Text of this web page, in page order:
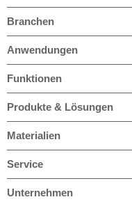
Branchen
Anwendungen
Funktionen
Produkte & Lösungen
Materialien
Service
Unternehmen